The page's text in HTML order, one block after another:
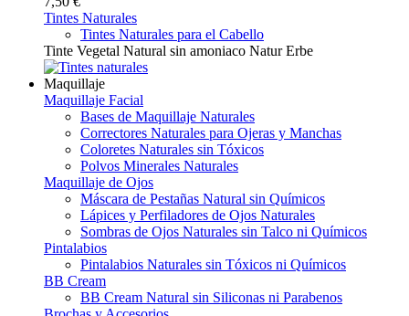
Tintes Naturales
Tintes Naturales para el Cabello
Tinte Vegetal Natural sin amoniaco Natur Erbe
Maquillaje
Maquillaje Facial
Bases de Maquillaje Naturales
Correctores Naturales para Ojeras y Manchas
Coloretes Naturales sin Tóxicos
Polvos Minerales Naturales
Maquillaje de Ojos
Máscara de Pestañas Natural sin Químicos
Lápices y Perfiladores de Ojos Naturales
Sombras de Ojos Naturales sin Talco ni Químicos
Pintalabios
Pintalabios Naturales sin Tóxicos ni Químicos
BB Cream
BB Cream Natural sin Siliconas ni Parabenos